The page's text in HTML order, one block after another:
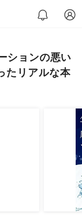
ションの悪い
たリアルな本